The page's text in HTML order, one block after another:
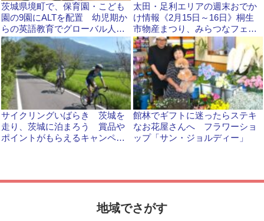
茨城県境町で、保育園・こども
園の9園にALTを配置 幼児期か
らの英語教育でグローバル人材
を育成
太田・足利エリアの週末おでか
け情報《2月15日～16日》桐生
市物産まつり、みらつなフェス
など
サイクリングいばらき 茨城を
走り、茨城に泊まろう 賞品や
ポイントがもらえるキャンペー
館林でギフトに迷ったらステキ
なお花屋さんへ フラワーショ
ップ「サン・ジョルディー」
地域でさがす